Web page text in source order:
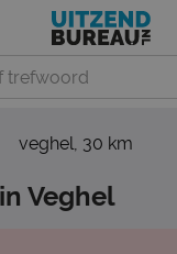
veghel, 30 km
Veghel